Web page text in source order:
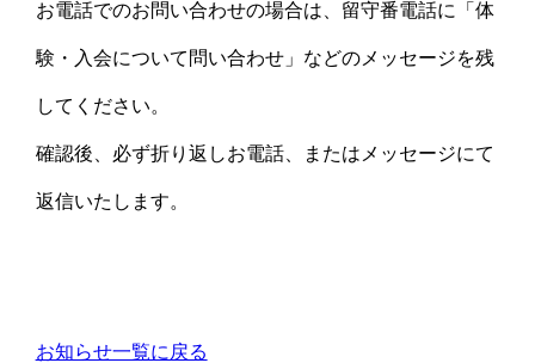
お電話でのお問い合わせの場合は、留守番電話に「体
験・入会について問い合わせ」などのメッセージを残
してください。
確認後、必ず折り返しお電話、またはメッセージにて
返信いたします。
お知らせ一覧に戻る